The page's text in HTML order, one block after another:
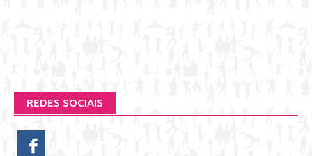
REDES SOCIAIS